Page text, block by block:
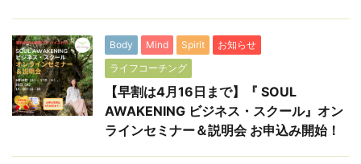
Body Mind Spirit
お知らせ
ライフコーチング
【早割は4月16日まで】『 SOUL
AWAKENING ビジネス・スクール』オン
ラインセミナー＆説明会 お申込み開始！